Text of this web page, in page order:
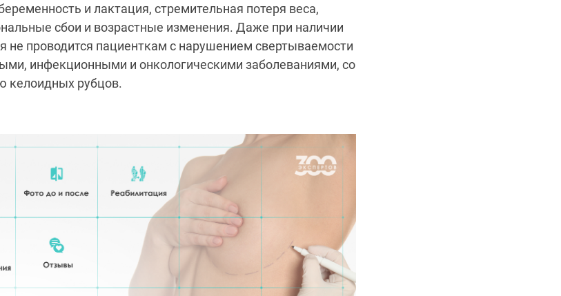
и лактация, стремительная потеря веса,
сбои и возрастные изменения. Даже при наличии
не проводится пациенткам с нарушением свертываемости
инфекционными и онкологическими заболеваниями, со
келоидных рубцов.